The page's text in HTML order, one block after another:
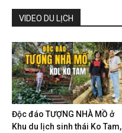
VIDEO DU LỊCH
Độc đáo TƯỢNG NHÀ MỒ ở
Khu du lịch sinh thái Ko Tam,